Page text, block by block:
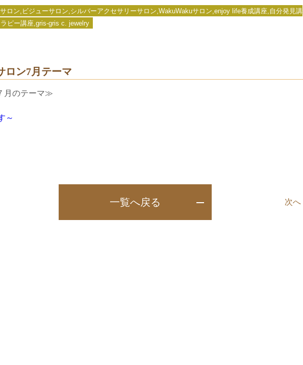
ロン,ビジューサロン,シルバーアクセサリーサロン,WakuWakuサロン,enjoy life養成講座,自分発見講
ピー講座,gris-gris c. jewelry
ロン7月テーマ
月のテーマ≫
～
一覧へ戻る 次へ